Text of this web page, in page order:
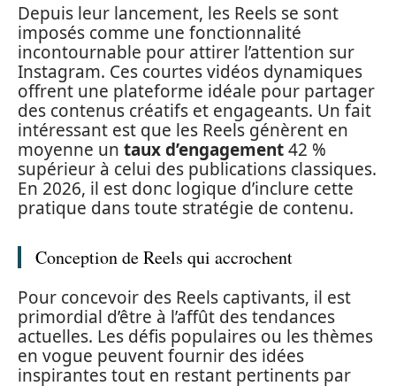
Depuis leur lancement, les Reels se sont
imposés comme une fonctionnalité
incontournable pour attirer l’attention sur
Instagram. Ces courtes vidéos dynamiques
offrent une plateforme idéale pour partager
des contenus créatifs et engageants. Un fait
intéressant est que les Reels génèrent en
moyenne un taux d’engagement42 %
supérieur à celui des publications classiques.
En 2026, il est donc logique d’inclure cette
pratique dans toute stratégie de contenu.
Conception de Reels qui accrochent
Pour concevoir des Reels captivants, il est
primordial d’être à l’affût des tendances
actuelles. Les défis populaires ou les thèmes
en vogue peuvent fournir des idées
inspirantes tout en restant pertinents par